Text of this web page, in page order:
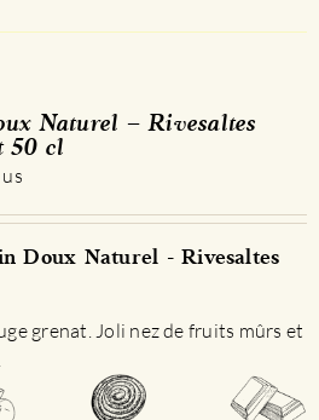
Naturel – Rivesaltes
50 cl
Doux Naturel - Rivesaltes
grenat. Joli nez de fruits mûrs et